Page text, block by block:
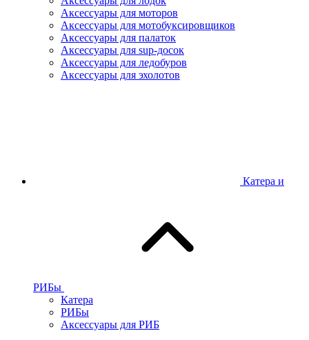
Аксессуары для моторов
Аксессуары для мотобуксировщиков
Аксессуары для палаток
Аксессуары для sup-досок
Аксессуары для ледобуров
Аксессуары для эхолотов
Катера и
РИБы
Катера
РИБы
Аксессуары для РИБ